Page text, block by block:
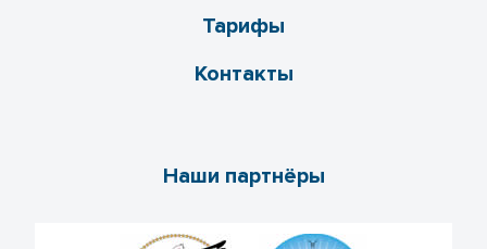
Тарифы
Контакты
Наши партнёры